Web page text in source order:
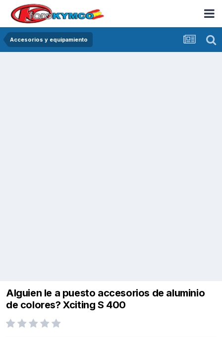
Accesorios y equipamiento
Alguien le a puesto accesorios de aluminio
de colores? Xciting S 400